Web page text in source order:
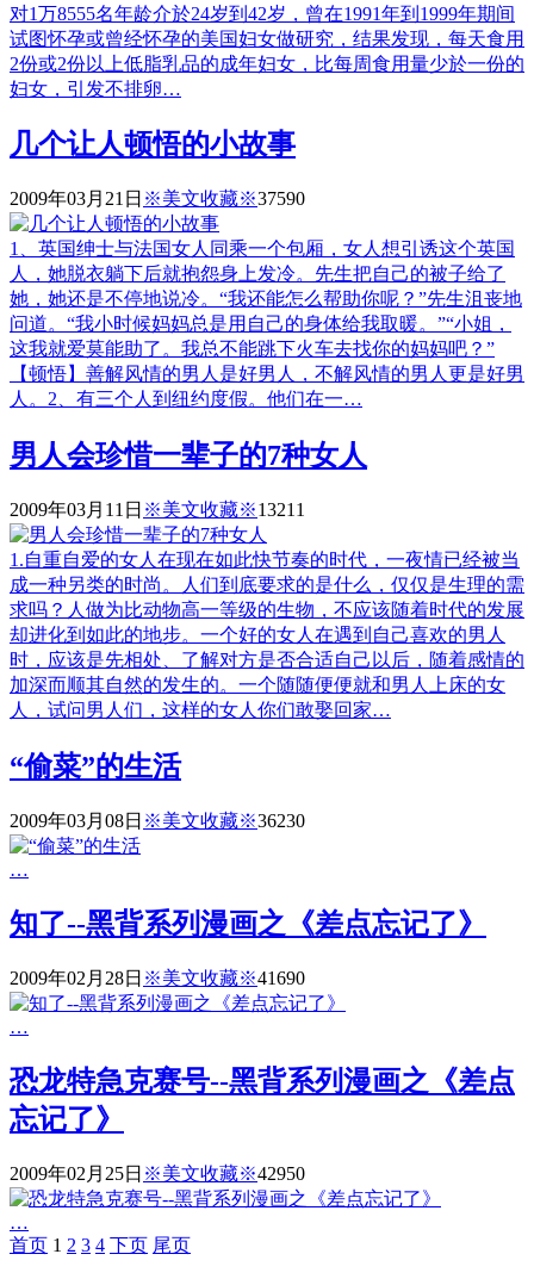
对1万8555名年龄介於24岁到42岁，曾在1991年到1999年期间
试图怀孕或曾经怀孕的美国妇女做研究，结果发现，每天食用
2份或2份以上低脂乳品的成年妇女，比每周食用量少於一份的
妇女，引发不排卵…
几个让人顿悟的小故事
2009年03月21日 ※美文收藏※37590
1、英国绅士与法国女人同乘一个包厢，女人想引诱这个英国
人，她脱衣躺下后就抱怨身上发冷。先生把自己的被子给了
她，她还是不停地说冷。“我还能怎么帮助你呢？”先生沮丧地
问道。“我小时候妈妈总是用自己的身体给我取暖。”“小姐，
这我就爱莫能助了。我总不能跳下火车去找你的妈妈吧？”
【顿悟】善解风情的男人是好男人，不解风情的男人更是好男
人。2、有三个人到纽约度假。他们在一…
男人会珍惜一辈子的7种女人
2009年03月11日 ※美文收藏※1321 1
1.自重自爱的女人在现在如此快节奏的时代，一夜情已经被当
成一种另类的时尚。人们到底要求的是什么，仅仅是生理的需
求吗？人做为比动物高一等级的生物，不应该随着时代的发展
却进化到如此的地步。一个好的女人在遇到自己喜欢的男人
时，应该是先相处、了解对方是否合适自己以后，随着感情的
加深而顺其自然的发生的。一个随随便便就和男人上床的女
人，试问男人们，这样的女人你们敢娶回家…
“偷菜”的生活
2009年03月08日 ※美文收藏※36230
…
知了--黑背系列漫画之《差点忘记了》
2009年02月28日 ※美文收藏※41690
…
恐龙特急克赛号--黑背系列漫画之《差点
忘记了》
2009年02月25日 ※美文收藏※42950
…
首页 1 2 3 4 下页 尾页